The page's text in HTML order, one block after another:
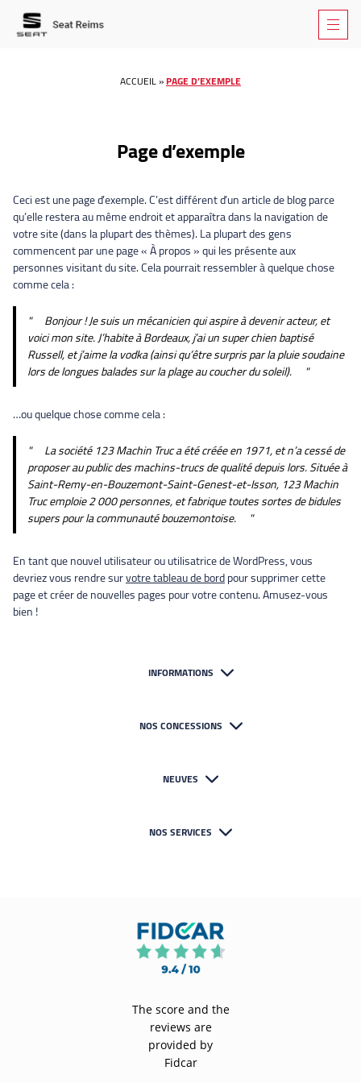
ACCUEIL»PAGE D’EXEMPLE
Page d’exemple
Ceci est une page d’exemple. C’est différent d’un article de blog parce
qu’elle restera au même endroit et apparaîtra dans la navigation de
votre site (dans la plupart des thèmes). La plupart des gens
commencent par une page « À propos » qui les présente aux
personnes visitant du site. Cela pourrait ressembler à quelque chose
comme cela :
Bonjour ! Je suis un mécanicien qui aspire à devenir acteur, et
voici mon site. J’habite à Bordeaux, j’ai un super chien baptisé
Russell, et j’aime la vodka (ainsi qu’être surpris par la pluie soudaine
lors de longues balades sur la plage au coucher du soleil).
…ou quelque chose comme cela :
La société 123 Machin Truc a été créée en 1971, et n’a cessé de
proposer au public des machins-trucs de qualité depuis lors. Située à
Saint-Remy-en-Bouzemont-Saint-Genest-et-Isson, 123 Machin
Truc emploie 2 000 personnes, et fabrique toutes sortes de bidules
supers pour la communauté bouzemontoise.
En tant que nouvel utilisateur ou utilisatrice de WordPress, vous
devriez vous rendre survotre tableau de bordpour supprimer cette
page et créer de nouvelles pages pour votre contenu. Amusez-vous
bien !
INFORMATIONS
NOS CONCESSIONS
NEUVES
NOS SERVICES
The score and the
reviews are
provided by
Fidcar